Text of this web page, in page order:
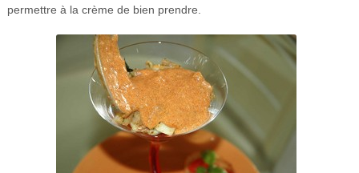
permettre à la crème de bien prendre.